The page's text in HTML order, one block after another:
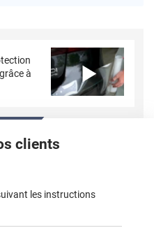
à
clients
les instructions